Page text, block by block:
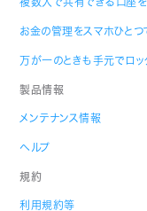
お金の管理をスマホひとつ
万が一のときも手元でロ
製品情報
メンテナンス情報
ヘルプ
規約
利用規約等